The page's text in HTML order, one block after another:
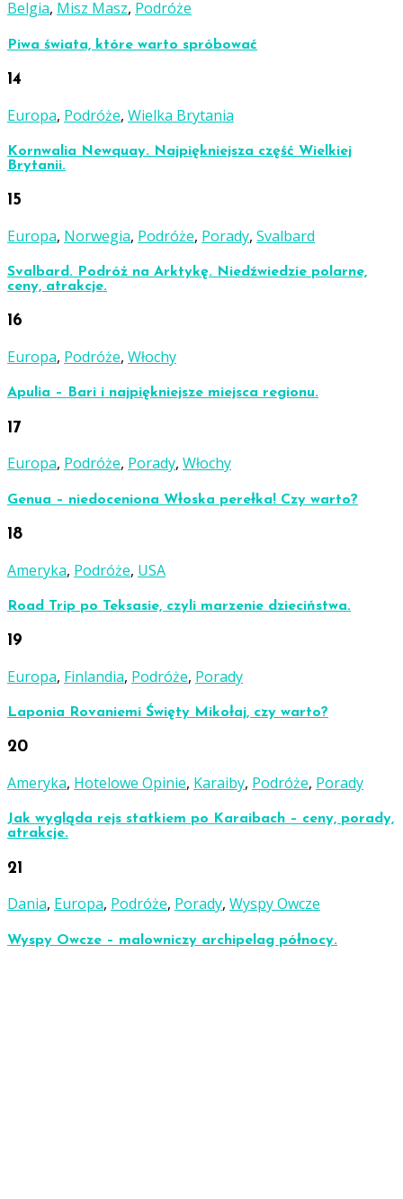
Belgia, Misz Masz, Podróże
Piwa świata, które warto spróbować
14
Europa, Podróże, Wielka Brytania
Kornwalia Newquay. Najpiękniejsza część Wielkiej
Brytanii.
15
Europa, Norwegia, Podróże, Porady, Svalbard
Svalbard. Podróż na Arktykę. Niedźwiedzie polarne,
ceny, atrakcje.
16
Europa, Podróże, Włochy
Apulia – Bari i najpiękniejsze miejsca regionu.
17
Europa, Podróże, Porady, Włochy
Genua – niedoceniona Włoska perełka! Czy warto?
18
Ameryka, Podróże, USA
Road Trip po Teksasie, czyli marzenie dzieciństwa.
19
Europa, Finlandia, Podróże, Porady
Laponia Rovaniemi Święty Mikołaj, czy warto?
20
Ameryka, Hotelowe Opinie, Karaiby, Podróże, Porady
Jak wygląda rejs statkiem po Karaibach – ceny, porady,
atrakcje.
21
Dania, Europa, Podróże, Porady, Wyspy Owcze
Wyspy Owcze – malowniczy archipelag północy.